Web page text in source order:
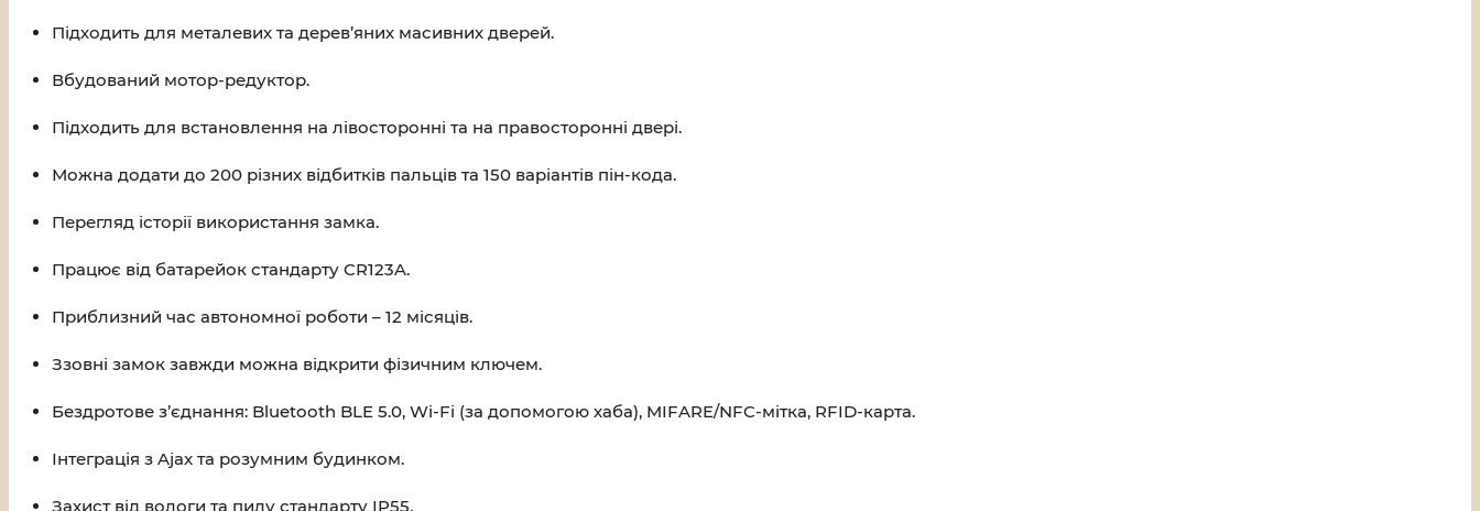
Підходить для металевих та дерев’яних масивних дверей.
Вбудований мотор-редуктор.
Підходить для встановлення на лівосторонні та на правосторонні двері.
Можна додати до 200 різних відбитків пальців та 150 варіантів пін-кода.
Перегляд історії використання замка.
Працює від батарейок стандарту CR123A.
Приблизний час автономної роботи – 12 місяців.
Ззовні замок завжди можна відкрити фізичним ключем.
Бездротове з’єднання: Bluetooth BLE 5.0, Wi-Fi (за допомогою хаба), MIFARE/NFC-мітка, RFID-карта.
Інтеграція з Ajax та розумним будинком.
Захист від вологи та пилу стандарту IP55.